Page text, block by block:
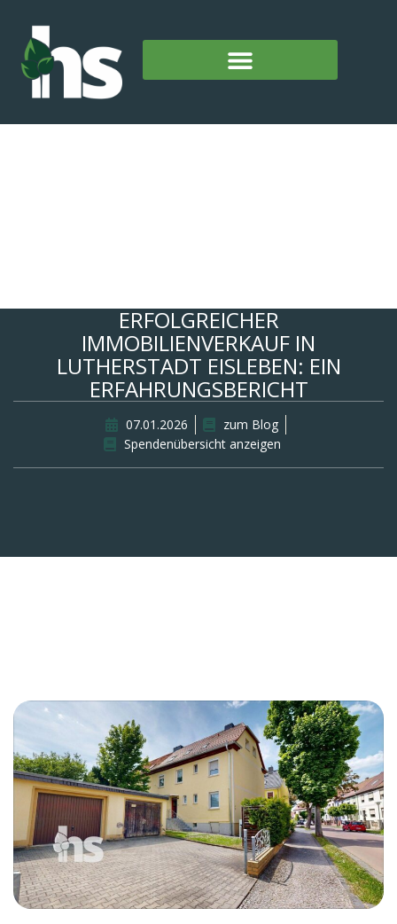
ERFOLGREICHER
IMMOBILIENVERKAUF IN
LUTHERSTADT EISLEBEN: EIN
ERFAHRUNGSBERICHT
07.01.2026
zum Blog
Spendenübersicht anzeigen